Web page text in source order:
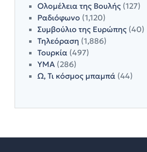
Ολομέλεια της Βουλής (127)
Ραδιόφωνο (1,120)
Συμβούλιο της Ευρώπης (40)
Τηλεόραση (1,886)
Τουρκία (497)
ΥΜΑ (286)
Ω, Τι κόσμος μπαμπά (44)